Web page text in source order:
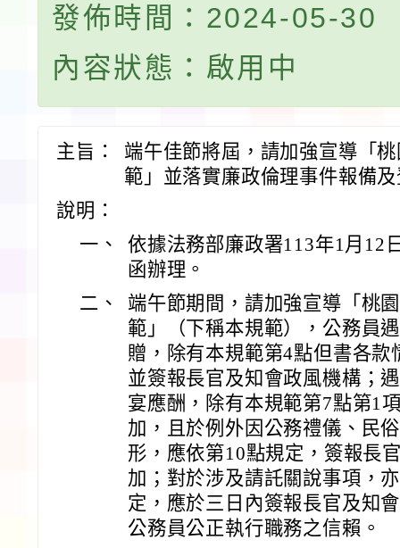
發佈時間：2024-05-30
內容狀態：啟用中
主旨：
端午佳節將屆，請加強宣導「
範」並落實廉政倫理事件報備
說明：
一、
依據法務部廉政署113年1月12
函辦理。
二、
端午節期間，請加強宣導「桃
範」（下稱本規範），公務員
贈，除有本規範第4點但書各
並簽報長官及知會政風機構；
宴應酬，除有本規範第7點第1
加，且於例外因公務禮儀、民
形，應依第10點規定，簽報長
加；對於涉及請託關說事項，
定，應於三日內簽報長官及知
公務員公正執行職務之信賴。